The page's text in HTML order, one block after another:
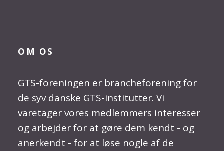
OM OS
GTS-foreningen er brancheforening for
de syv danske GTS-institutter. Vi
varetager vores medlemmers interesser
og arbejder for at gøre dem kendt - og
anerkendt - for at løse nogle af de